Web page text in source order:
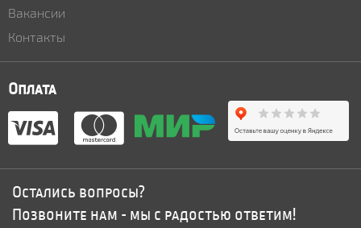
Вакансии
Контакты
Оплата
Остались вопросы?
Позвоните нам - мы с радостью ответим!